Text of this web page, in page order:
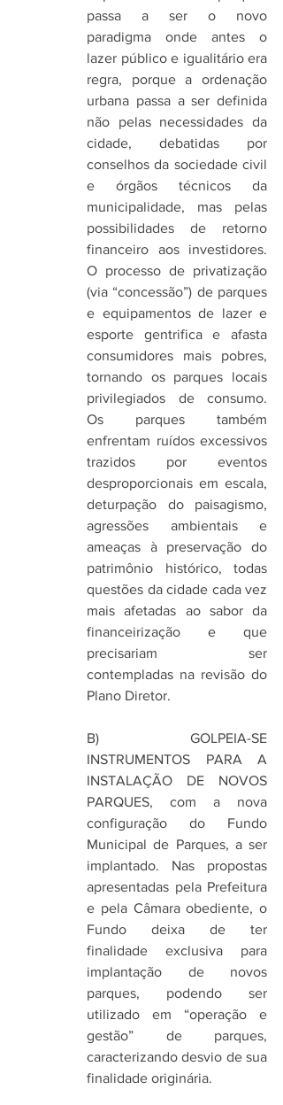
passa a ser o novo
paradigma onde antes o
lazer público e igualitário era
regra, porque a ordenação
urbana passa a ser definida
não pelas necessidades da
cidade, debatidas por
conselhos da sociedade civil
e órgãos técnicos da
municipalidade, mas pelas
possibilidades de retorno
financeiro aos investidores.
O processo de privatização
(via “concessão”) de parques
e equipamentos de lazer e
esporte gentrifica e afasta
consumidores mais pobres,
tornando os parques locais
privilegiados de consumo.
Os parques também
enfrentam ruídos excessivos
trazidos por eventos
desproporcionais em escala,
deturpação do paisagismo,
agressões ambientais e
ameaças à preservação do
patrimônio histórico, todas
questões da cidade cada vez
mais afetadas ao sabor da
financeirização e que
precisariam ser
contempladas na revisão do
Plano Diretor.
B) GOLPEIA-SE
INSTRUMENTOS PARA A
INSTALAÇÃO DE NOVOS
PARQUES, com a nova
configuração do Fundo
Municipal de Parques, a ser
implantado. Nas propostas
apresentadas pela Prefeitura
e pela Câmara obediente, o
Fundo deixa de ter
finalidade exclusiva para
implantação de novos
parques, podendo ser
utilizado em “operação e
gestão” de parques,
caracterizando desvio de sua
finalidade originária.